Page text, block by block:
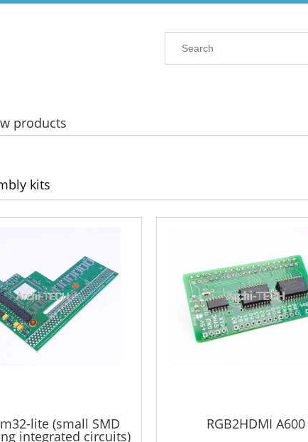
products
kits
lite (small SMD
integrated circuits)
RGB2HDMI A600